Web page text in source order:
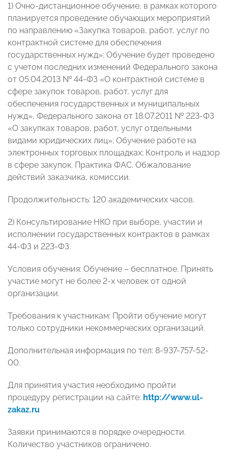
1) Очно-дистанционное обучение, в рамках которого
планируется проведение обучающих мероприятий
по направлению «Закупка товаров, работ, услуг по
контрактной системе для обеспечения
государственных нужд»; Обучение будет проведено
с учетом последних изменений Федерального закона
от 05.04.2013 № 44-ФЗ «О контрактной системе в
сфере закупок товаров, работ, услуг для
обеспечения государственных и муниципальных
нужд», Федерального закона от 18.07.2011 № 223-ФЗ
«О закупках товаров, работ, услуг отдельными
видами юридических лиц»; Обучение работе на
электронных торговых площадках; Контроль и надзор
в сфере закупок. Практика ФАС. Обжалование
действий заказчика, комиссии.
Продолжительность: 120 академических часов.
2) Консультирование НКО при выборе, участии и
исполнении государственных контрактов в рамках
44-ФЗ и 223-ФЗ.
Условия обучения: Обучение – бесплатное. Принять
участие могут не более 2-х человек от одной
организации.
Требования к участникам: Пройти обучение могут
только сотрудники некоммерческих организаций.
Дополнительная информация по тел: 8-937-757-52-
00.
Для принятия участия необходимо пройти
процедуру регистрации на сайте: http://www.ul-
zakaz.ru
Заявки принимаются в порядке очередности.
Количество участников ограничено.